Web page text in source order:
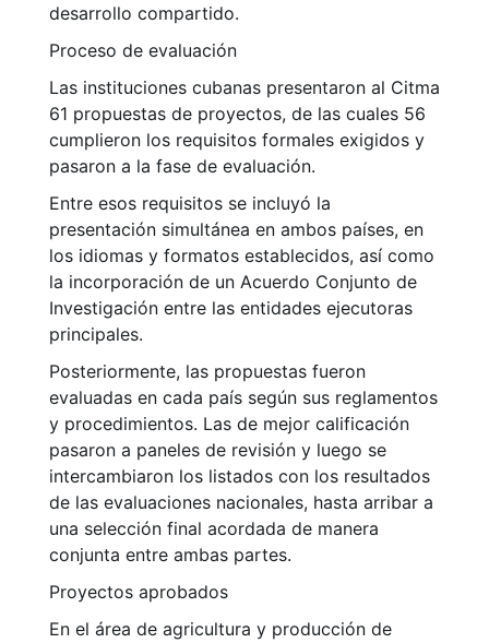
desarrollo compartido.
Proceso de evaluación
Las instituciones cubanas presentaron al Citma
61 propuestas de proyectos, de las cuales 56
cumplieron los requisitos formales exigidos y
pasaron a la fase de evaluación.
Entre esos requisitos se incluyó la
presentación simultánea en ambos países, en
los idiomas y formatos establecidos, así como
la incorporación de un Acuerdo Conjunto de
Investigación entre las entidades ejecutoras
principales.
Posteriormente, las propuestas fueron
evaluadas en cada país según sus reglamentos
y procedimientos. Las de mejor calificación
pasaron a paneles de revisión y luego se
intercambiaron los listados con los resultados
de las evaluaciones nacionales, hasta arribar a
una selección final acordada de manera
conjunta entre ambas partes.
Proyectos aprobados
En el área de agricultura y producción de